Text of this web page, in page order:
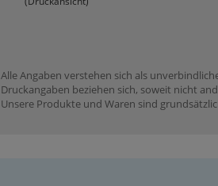
Alle Angaben verstehen sich als
Druckangaben beziehen sich, soweit nicht
Unsere Produkte und Waren sind